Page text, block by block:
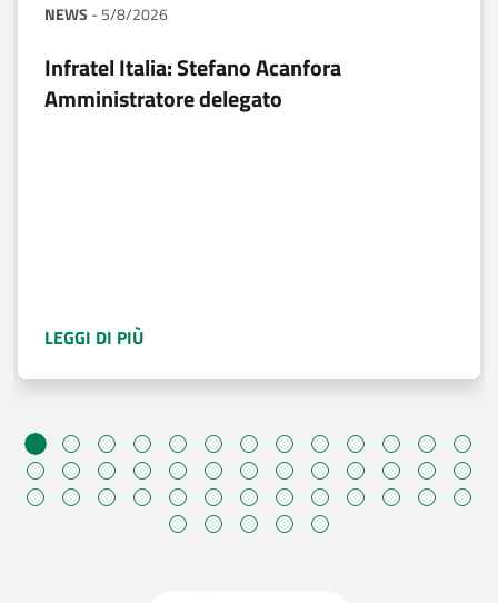
NEWS - 5/8/2026
Infratel Italia: Stefano Acanfora
Amministratore delegato
LEGGI DI PIÙ